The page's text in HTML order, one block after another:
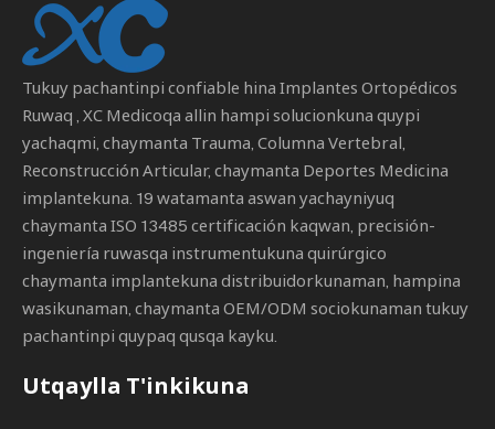
Tukuy pachantinpi confiable hina Implantes Ortopédicos
Ruwaq , XC Medicoqa allin hampi solucionkuna quypi
yachaqmi, chaymanta Trauma, Columna Vertebral,
Reconstrucción Articular, chaymanta Deportes Medicina
implantekuna. 19 watamanta aswan yachayniyuq
chaymanta ISO 13485 certificación kaqwan, precisión-
ingeniería ruwasqa instrumentukuna quirúrgico
chaymanta implantekuna distribuidorkunaman, hampina
wasikunaman, chaymanta OEM/ODM sociokunaman tukuy
pachantinpi quypaq qusqa kayku.
Utqaylla T'inkikuna